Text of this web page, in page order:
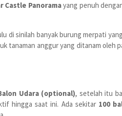
Castle Panoramayang penuh
di sinilah banyak burung merpati
tanaman anggur yang ditanam oleh
Udara (optional), setelah itu
hingga saat ini. Ada sekitar 100